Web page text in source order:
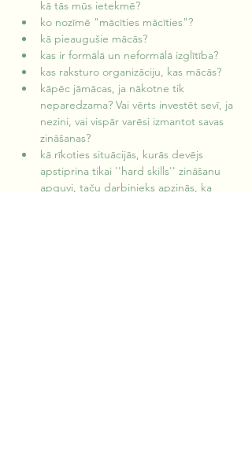
kā tās mūs ietekmē?
ko nozīmē "mācīties mācīties"?
kā pieaugušie mācās?
kas ir formālā un neformālā izglītība?
kas raksturo organizāciju, kas mācās?
kāpēc jāmācas, ja nākotne tik
neparedzama? Vai vērts investēt sevī, ja
nezini, vai vispār varēsi izmantot savas
zināšanas?
kā rīkoties situācijās, kurās devējs
apstiprina tikai ''hard skills'' zināšanu
apguvi, taču darbinieks apzinās, ka